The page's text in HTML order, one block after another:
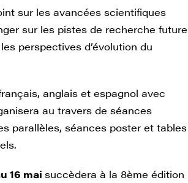
sur les avancées scientifiques
sur les pistes de recherche future
perspectives d’évolution du
anglais et espagnol avec
au travers de séances
parallèles, séances poster et tables
16 mai succèdera à la 8ème édition